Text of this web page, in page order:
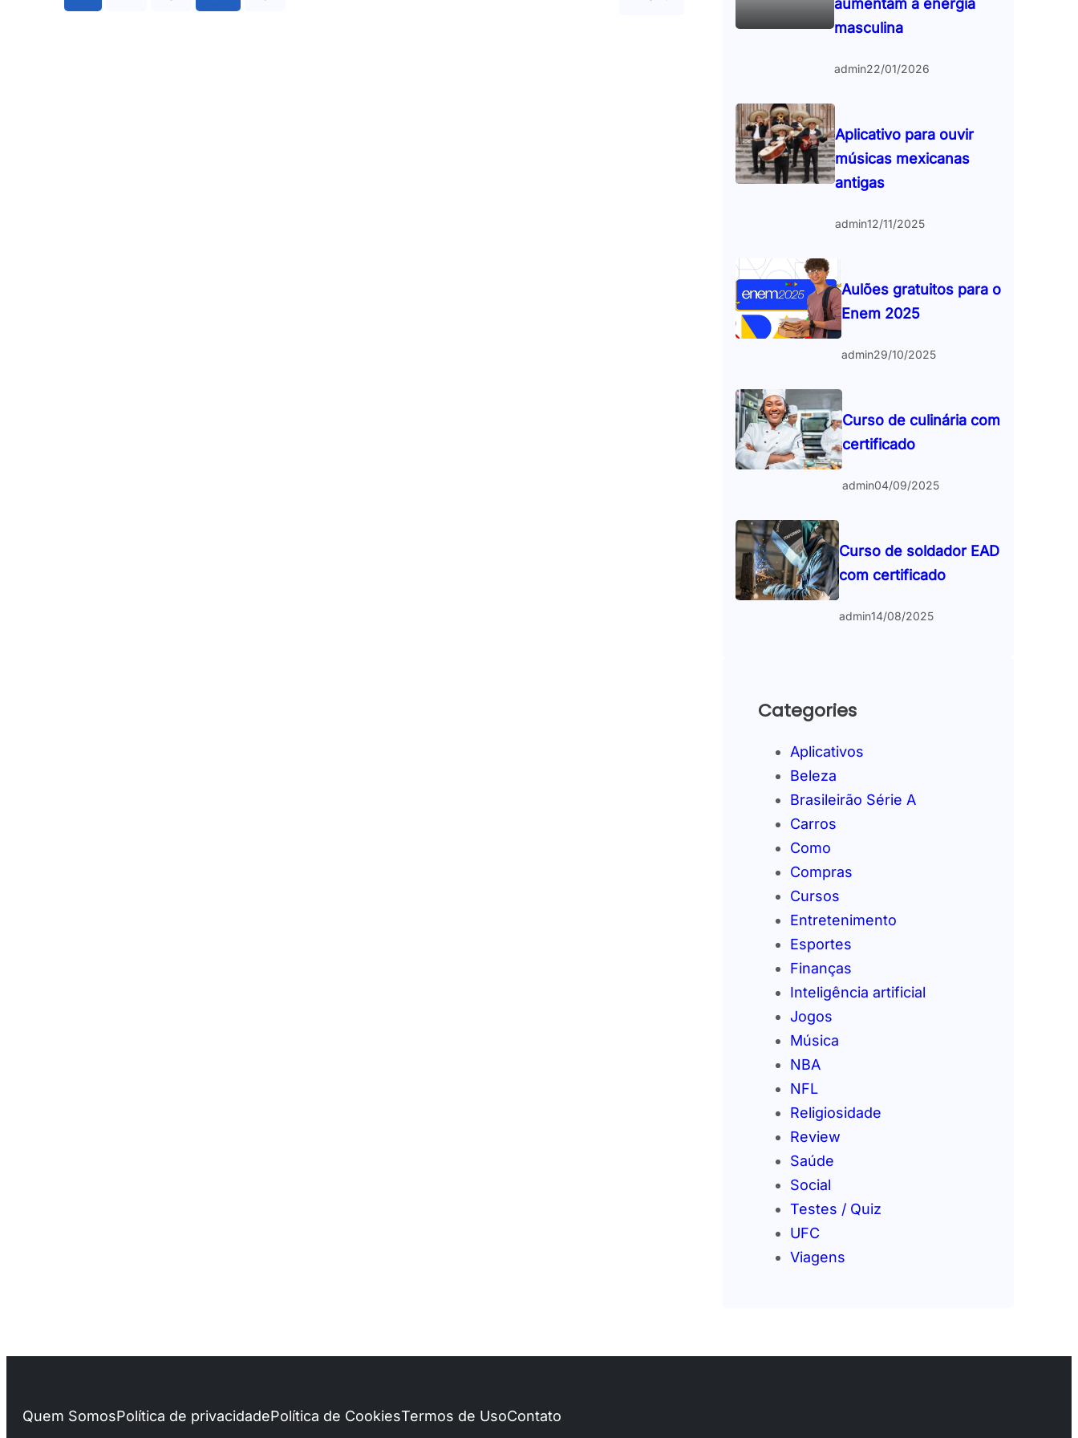
aumentam a energia
masculina
admin22/01/2026
Aplicativo para ouvir
músicas mexicanas
antigas
admin12/11/2025
Aulões gratuitos para o
Enem 2025
admin29/10/2025
Curso de culinária com
certificado
admin04/09/2025
Curso de soldador EAD
com certificado
admin14/08/2025
Categories
Aplicativos
Beleza
Brasileirão Série A
Carros
Como
Compras
Cursos
Entretenimento
Esportes
Finanças
Inteligência artificial
Jogos
Música
NBA
NFL
Religiosidade
Review
Saúde
Social
Testes / Quiz
UFC
Viagens
Quem SomosPolítica de privacidadePolítica de CookiesTermos de UsoContato